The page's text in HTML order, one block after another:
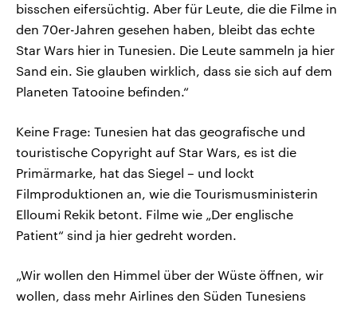
bisschen eifersüchtig. Aber für Leute, die die Filme in
den 70er-Jahren gesehen haben, bleibt das echte
Star Wars hier in Tunesien. Die Leute sammeln ja hier
Sand ein. Sie glauben wirklich, dass sie sich auf dem
Planeten Tatooine befinden.“
Keine Frage: Tunesien hat das geografische und
touristische Copyright auf Star Wars, es ist die
Primärmarke, hat das Siegel – und lockt
Filmproduktionen an, wie die Tourismusministerin
Elloumi Rekik betont. Filme wie „Der englische
Patient“ sind ja hier gedreht worden.
„Wir wollen den Himmel über der Wüste öffnen, wir
wollen, dass mehr Airlines den Süden Tunesiens